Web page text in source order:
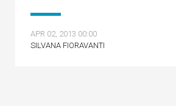
APR 02, 2013 00:00
SILVANA FIORAVANTI